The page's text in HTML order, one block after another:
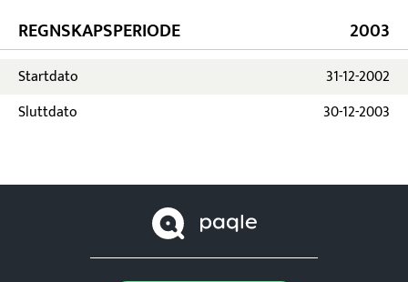
REGNSKAPSPERIODE 2003
Startdato
31-12-2002
Sluttdato
30-12-2003